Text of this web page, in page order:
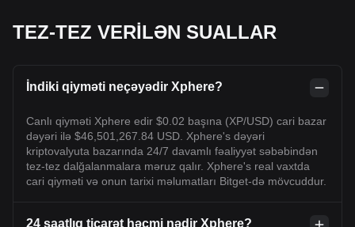
TEZ-TEZ VERİLƏN SUALLAR
İndiki qiyməti neçəyədir Xphere?
Canlı qiyməti Xphere edir $0.02 başına (XP/USD) cari bazar
dəyəri ilə $46,501,267.84 USD. Xphere's dəyəri
kriptovalyuta bazarında 24/7 davamlı fəaliyyət səbəbindən
tez-tez dalğalanmalara məruz qalır. Xphere's real vaxtda
cari qiyməti və onun tarixi məlumatları Bitget-də mövcuddur.
24 saatlıq ticarət həcmi nədir Xphere?